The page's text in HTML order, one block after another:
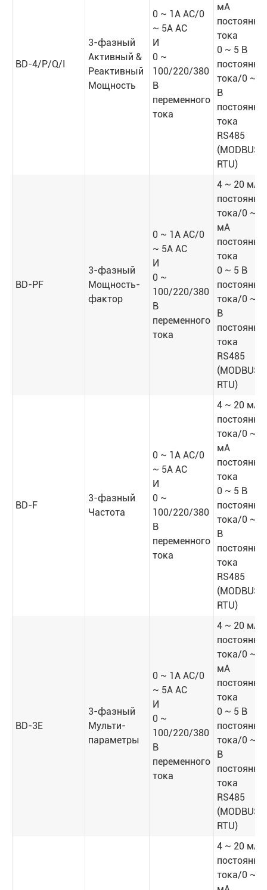
BD-4/P/Q/I
3-фазный
Активный &
Реактивный
Мощность
0 ~ 1A AC/0
~ 5A AC
И
0 ~
100/220/380
В
переменного
тока
мА
тока
0 ~ 5 В
тока/0 ~
В
тока
RS485
(MODBUS-
RTU)
BD-PF
3-фазный
Мощность-
фактор
0 ~ 1A AC/0
~ 5A AC
И
0 ~
100/220/380
В
переменного
тока
4 ~ 20 мА
тока/0 ~
мА
тока
0 ~ 5 В
тока/0 ~
В
тока
RS485
(MODBUS-
RTU)
BD-F
3-фазный
Частота
0 ~ 1A AC/0
~ 5A AC
И
0 ~
100/220/380
В
переменного
тока
4 ~ 20 мА
тока/0 ~
мА
тока
0 ~ 5 В
тока/0 ~
В
тока
RS485
(MODBUS-
RTU)
BD-3E
3-фазный
Мульти-
параметры
0 ~ 1A AC/0
~ 5A AC
И
0 ~
100/220/380
В
переменного
тока
4 ~ 20 мА
тока/0 ~
мА
тока
0 ~ 5 В
тока/0 ~
В
тока
RS485
(MODBUS-
RTU)
4 ~ 20 мА
тока/0 ~